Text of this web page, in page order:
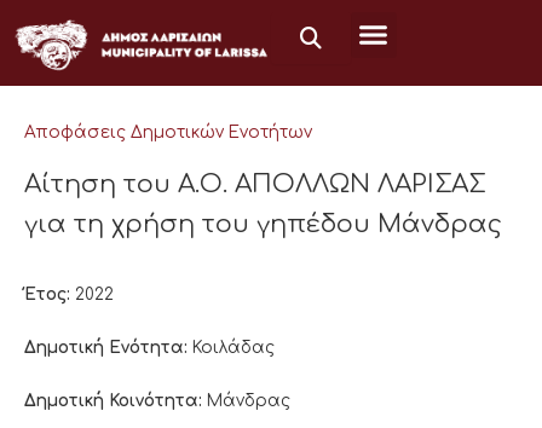
στο
περιεχόμενο
Αποφάσεις Δημοτικών Ενοτήτων
Αίτηση του Α.Ο. ΑΠΟΛΛΩΝ ΛΑΡΙΣΑΣ
για τη χρήση του γηπέδου Μάνδρας
Έτος: 2022
Δημοτική Ενότητα: Κοιλάδας
Δημοτική Κοινότητα: Μάνδρας